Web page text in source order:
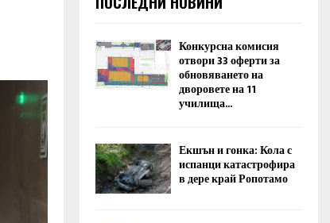
Конкурсна комисия
отвори 33 оферти за
обновяването на
дворовете на 11
училища...
Екшън и гонка: Кола с
испанци катастрофира
в дере край Ропотамо